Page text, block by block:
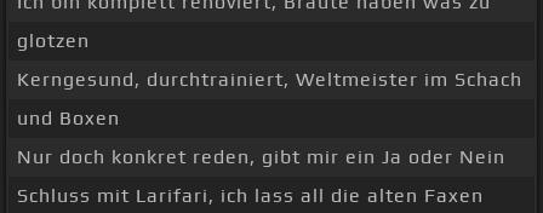
glotzen
Kerngesund, durchtrainiert, Weltmeister im Schach
und Boxen
Nur doch konkret reden, gibt mir ein Ja oder Nein
Schluss mit Larifari, ich lass all die alten Faxen